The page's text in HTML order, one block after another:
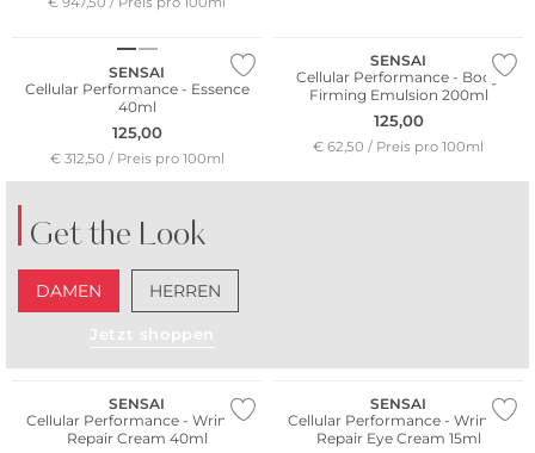
SENSAI
Cellular Performance - Essence
40ml
125,00
€ 312,50 / Preis pro 100ml
SENSAI
Cellular Performance - Body
Firming Emulsion 200ml
125,00
€ 62,50 / Preis pro 100ml
Get the Look
DAMEN HERREN
Jetzt shoppen
SENSAI
Cellular Performance - Wrinkle
Repair Cream 40ml
SENSAI
Cellular Performance - Wrinkle
Repair Eye Cream 15ml